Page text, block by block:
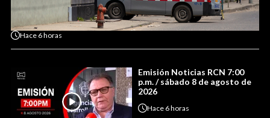
Hace 6 horas
Emisión Noticias RCN 7:00
p.m. / sábado 8 de agosto de
2026
Hace 6 horas